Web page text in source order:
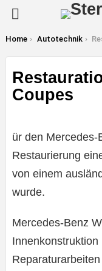
You are here:
Home Autotechnik
Coupes
ür den Mercedes-
Restaurierung
von einem
wurde.
Mercedes-Benz
Innenkonstruktion